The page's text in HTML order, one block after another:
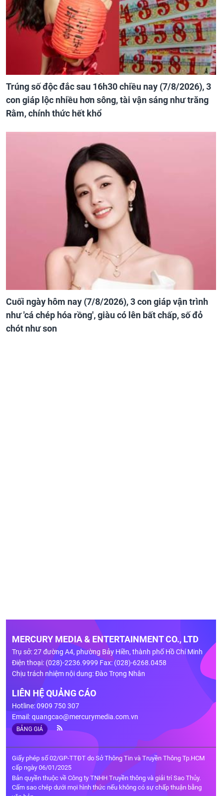
Trúng số độc đắc sau 16h30 chiều nay (7/8/2026), 3
con giáp lộc nhiều hơn sông, tài vận sáng như trăng
Rằm, chính thức hết khổ
Cuối ngày hôm nay (7/8/2026), 3 con giáp vận trình
như 'cá chép hóa rồng', giàu có lên bất chấp, số đỏ
chót như son
MERCURY MEDIA & ENTERTAINMENT CO., LTD
Trụ sở: 27 đường A4, phường Bảy Hiền, thành phố Hồ Chí Minh
Điện thoại: (028)-2236.9999 Fax: (028)-6268.0458
Chịu trách nhiệm nội dung: Đào Trọng Nhân
LIÊN HỆ QUẢNG CÁO
Hotline: 0909 750 307
Email:quangcao@mercurymedia.com.vn
BẢNG GIÁ
Giấy phép số 02/GP-TTĐT do Sở Thông Tin và Truyền Thông Tp.HCM
cấp ngày 06/01/2025
Bản quyền thuộc về Công ty TNHH Truyền thông và giải trí Sao Thủy.
Cấm sao chép dưới mọi hình thức nếu không có sự chấp thuận bằng